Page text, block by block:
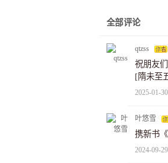
全部评论
qtzss
祝朋友
[隋未至
2025-01-
叶悠雪
携新书
2024-09-